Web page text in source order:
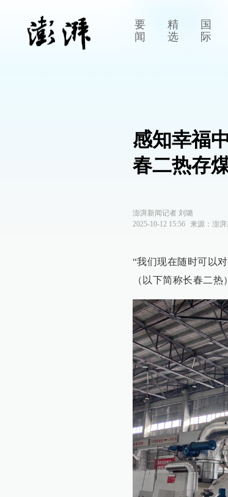
要
闻
精
选
国
际
感知幸福
春二热存
澎湃新闻记者 刘璐
2025-10-12 15:56
来源： 澎湃
“我们现在随时可以
（以下简称长春二热